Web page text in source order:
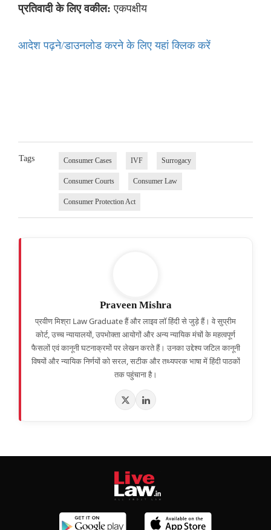
प्रतिवादी के लिए वकील: एकपक्षीय
आदेश पढ़ने/डाउनलोड करने के लिए यहां क्लिक करें
Tags Consumer Cases IVF Surrogacy
Consumer Courts Consumer Law
Consumer Protection Act
Praveen Mishra
प्रवीण मिश्रा Law Graduate हैं और लाइव लॉ हिंदी से जुड़े हैं। वे सुप्रीम
कोर्ट, उच्च न्यायालयों, उपभोक्ता आयोगों और अन्य न्यायिक मंचों के महत्वपूर्ण
फैसलों एवं कानूनी घटनाक्रमों पर लेखन करते हैं। उनका उद्देश्य जटिल कानूनी
विषयों और न्यायिक निर्णयों को सरल, सटीक और तथ्यपरक भाषा में हिंदी पाठकों
तक पहुंचाना है।